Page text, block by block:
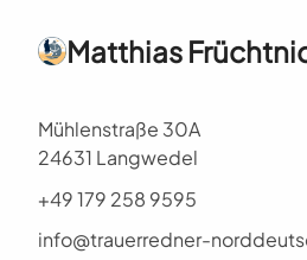
Matthias
Mühlenstraße 30A
24631 Langwedel
+49 179 258 9595
info@trauerredner-